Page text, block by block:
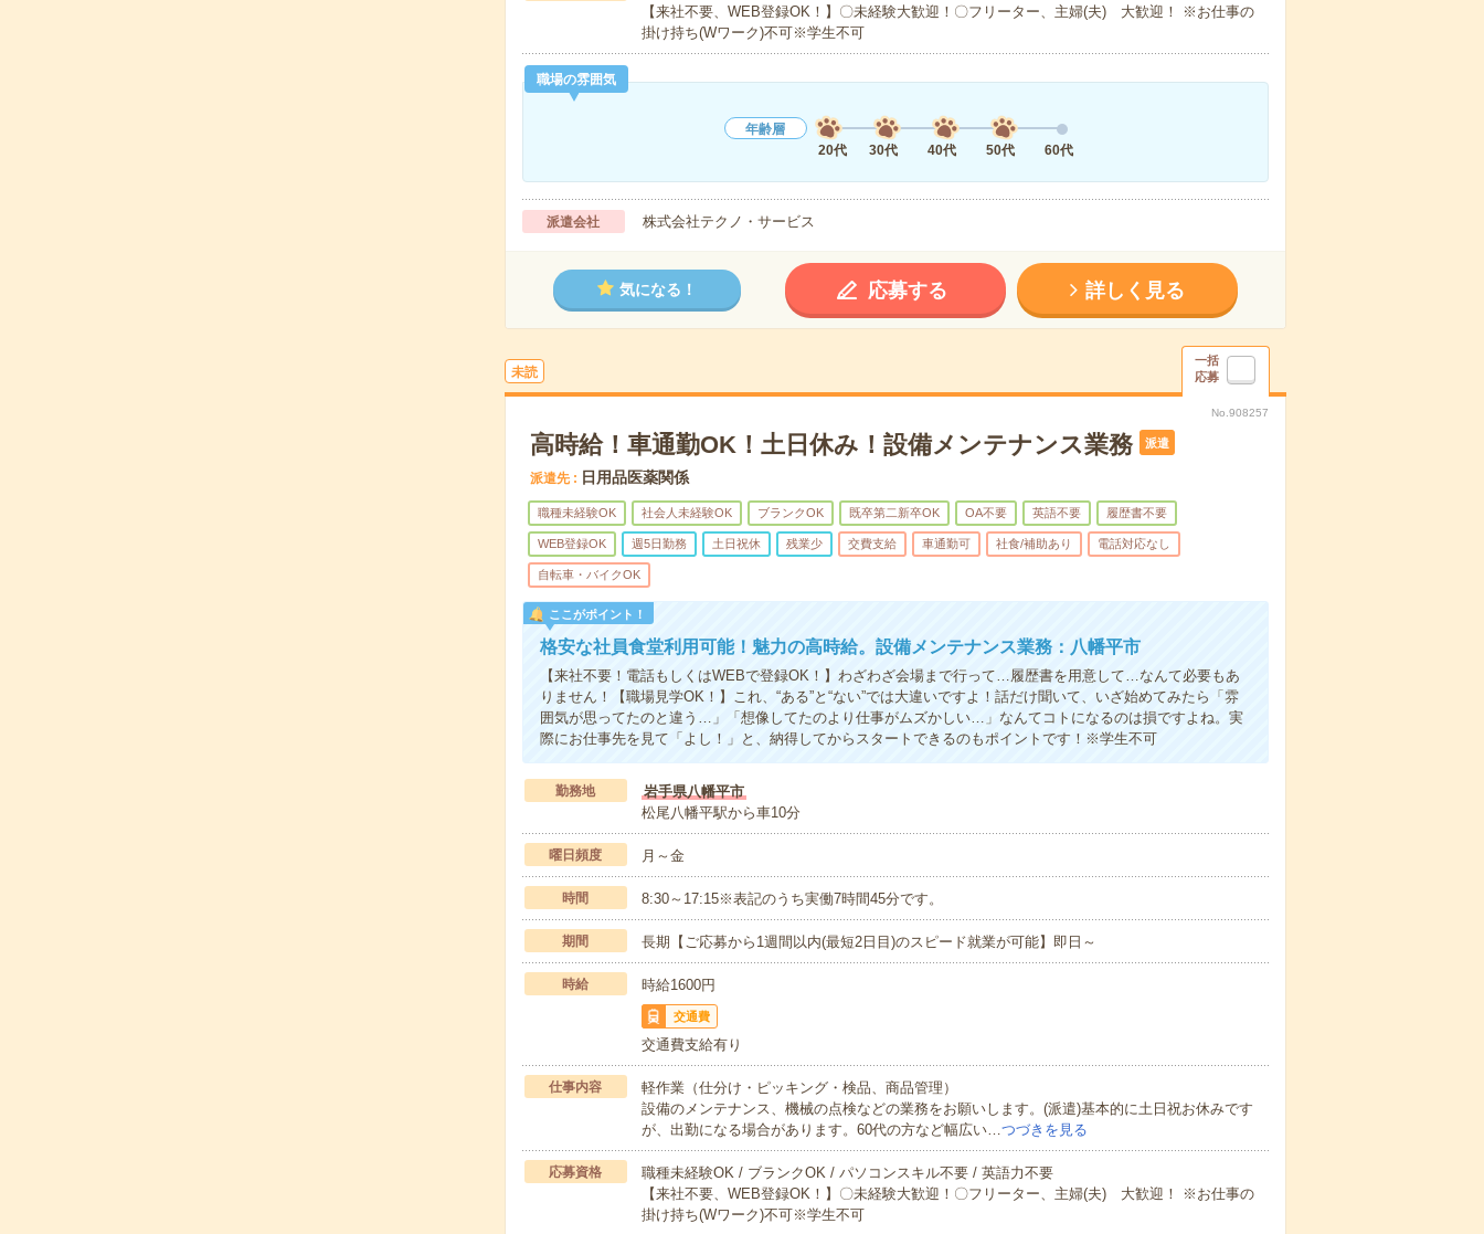
【来社不要、WEB登録OK！】〇未経験大歓迎！〇フリーター、主婦(夫) 大歓迎！ ※お仕事の
掛け持ち(Wワーク)不可※学生不可
職場の雰囲気
年齢層
20代
30代 40代 50代 60代
派遣会社 株式会社テクノ・サービス
気になる！ 応募する 詳しく見る
未読
一括
応募
No.908257
高時給！車通勤OK！土日休み！設備メンテナンス業務 派遣
派遣先 日用品医薬関係
職種未経験OK 社会人未経験OK ブランクOK 既卒第二新卒OK OA不要 英語不要 履歴書不要
WEB登録OK 週5日勤務 土日祝休 残業少 交費支給 車通勤可 社食/補助あり 電話対応なし
自転車・バイクOK
ここがポイント！
格安な社員食堂利用可能！魅力の高時給。設備メンテナンス業務：八幡平市
【来社不要！電話もしくはWEBで登録OK！】わざわざ会場まで行って…履歴書を用意して…なんて必要もあ
りません！【職場見学OK！】これ、“ある”と“ない”では大違いですよ！話だけ聞いて、いざ始めてみたら「雰
囲気が思ってたのと違う…」「想像してたのより仕事がムズかしい…」なんてコトになるのは損ですよね。実
際にお仕事先を見て「よし！」と、納得してからスタートできるのもポイントです！※学生不可
勤務地
岩手県八幡平市
松尾八幡平駅から車10分
曜日頻度 月～金
時間 8:30～17:15※表記のうち実働7時間45分です。
期間 長期【ご応募から1週間以内(最短2日目)のスピード就業が可能】即日～
時給 時給1600円
交通費
交通費支給有り
仕事内容
軽作業（仕分け・ピッキング・検品、商品管理）
設備のメンテナンス、機械の点検などの業務をお願いします。(派遣)基本的に土日祝お休みです
が、出勤になる場合があります。60代の方など幅広い…つづきを見る
応募資格
職種未経験OK / ブランクOK / パソコンスキル不要 / 英語力不要
【来社不要、WEB登録OK！】〇未経験大歓迎！〇フリーター、主婦(夫) 大歓迎！ ※お仕事の
掛け持ち(Wワーク)不可※学生不可